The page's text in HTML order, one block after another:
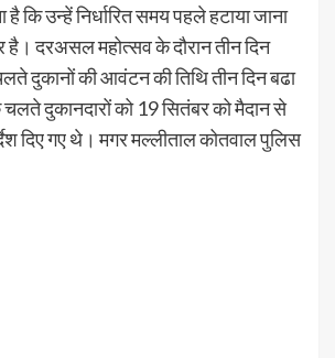
है कि उन्हें निर्धारित समय पहले हटाया जाना
दरअसल महोत्सव के दौरान तीन दिन
दुकानों की आवंटन की तिथि तीन दिन बढा
दुकानदारों को 19 सितंबर को मैदान से
दिए गए थे। मगर मल्लीताल कोतवाल पुलिस